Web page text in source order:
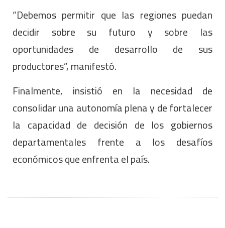
“Debemos permitir que las regiones puedan
decidir sobre su futuro y sobre las
oportunidades de desarrollo de sus
productores”, manifestó.
Finalmente, insistió en la necesidad de
consolidar una autonomía plena y de fortalecer
la capacidad de decisión de los gobiernos
departamentales frente a los desafíos
económicos que enfrenta el país.